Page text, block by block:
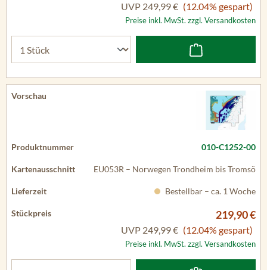
UVP 249,99 € (12.04% gespart)
Preise inkl. MwSt. zzgl. Versandkosten
010-C1252-00
EU053R – Norwegen Trondheim bis Tromsö
Bestellbar – ca. 1 Woche
219,90 €
UVP 249,99 € (12.04% gespart)
Preise inkl. MwSt. zzgl. Versandkosten